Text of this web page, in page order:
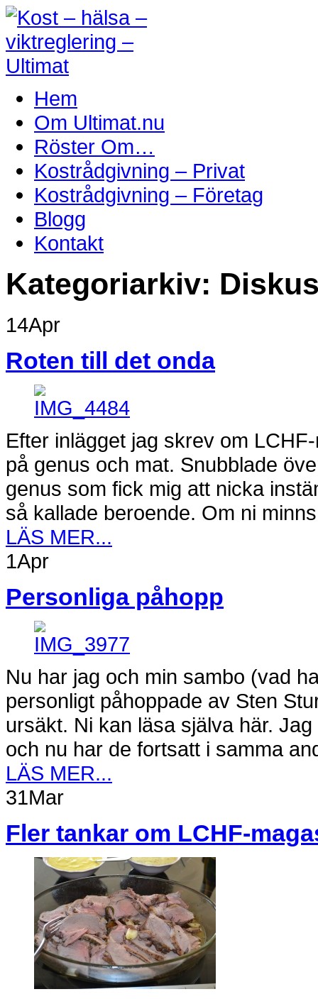
Hem
Om Ultimat.nu
Röster Om…
Kostrådgivning – Privat
Kostrådgivning – Företag
Blogg
Kontakt
Kategoriarkiv:
14Apr
Roten till det onda
Efter inlägget jag skrev om
på genus och mat. Snubblade
genus som fick mig att nicka
så kallade beroende. Om ni
LÄS MER...
1Apr
Personliga påhopp
Nu har jag och min sambo (vad
personligt påhoppade av Sten
ursäkt. Ni kan läsa själva här.
och nu har de fortsatt i samma
LÄS MER...
31Mar
Fler tankar om LCHF-